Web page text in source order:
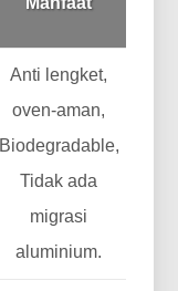
Anti lengket,
oven-aman,
Biodegradable,
Tidak ada
migrasi
aluminium.